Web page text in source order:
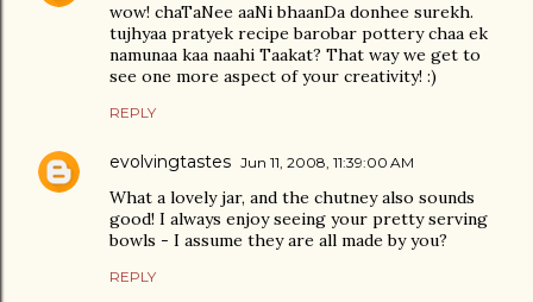
wow! chaTaNee aaNi bhaanDa donhee surekh.
tujhyaa pratyek recipe barobar pottery chaa ek
namunaa kaa naahi Taakat? That way we get to
see one more aspect of your creativity! :)
REPLY
evolvingtastes Jun 11, 2008, 11:39:00 AM
What a lovely jar, and the chutney also sounds
good! I always enjoy seeing your pretty serving
bowls - I assume they are all made by you?
REPLY